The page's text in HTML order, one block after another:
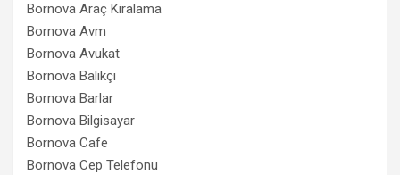
Bornova Araç Kiralama
Bornova Avm
Bornova Avukat
Bornova Balıkçı
Bornova Barlar
Bornova Bilgisayar
Bornova Cafe
Bornova Cep Telefonu